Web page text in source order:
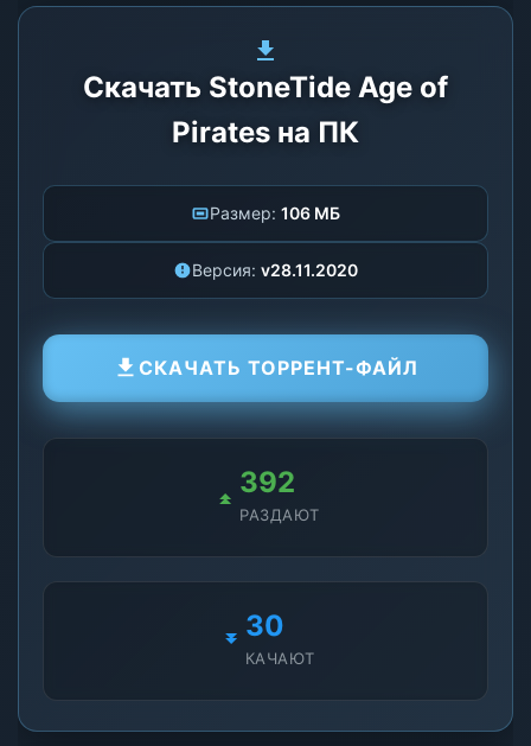
Скачать StoneTide Age of
Pirates на ПК
Размер: 106 МБ
Версия: v28.11.2020
СКАЧАТЬ ТОРРЕНТ-ФАЙЛ
392
РАЗДАЮТ
30
КАЧАЮТ